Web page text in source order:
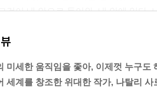
것이 내 안으로 들어와, 내 안에 있다.
게 해결된단다……”
미세한 움직임을 좇아, 이제껏 누구도
세계를 창조한 위대한 작가, 나탈리 사